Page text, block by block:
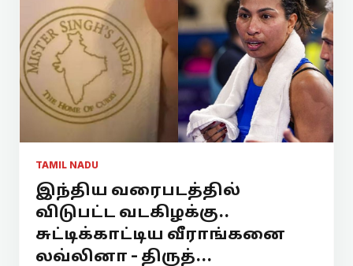
TAMIL NADU
இந்திய வரைபடத்தில்
விடுபட்ட வடகிழக்கு..
சுட்டிக்காட்டிய வீராங்கனை
லவ்லினா - திருத்...